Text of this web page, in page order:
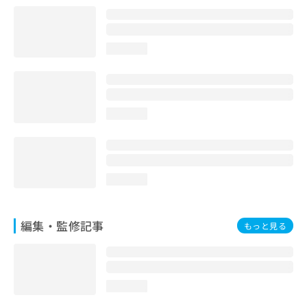
編集・監修記事 もっと見る